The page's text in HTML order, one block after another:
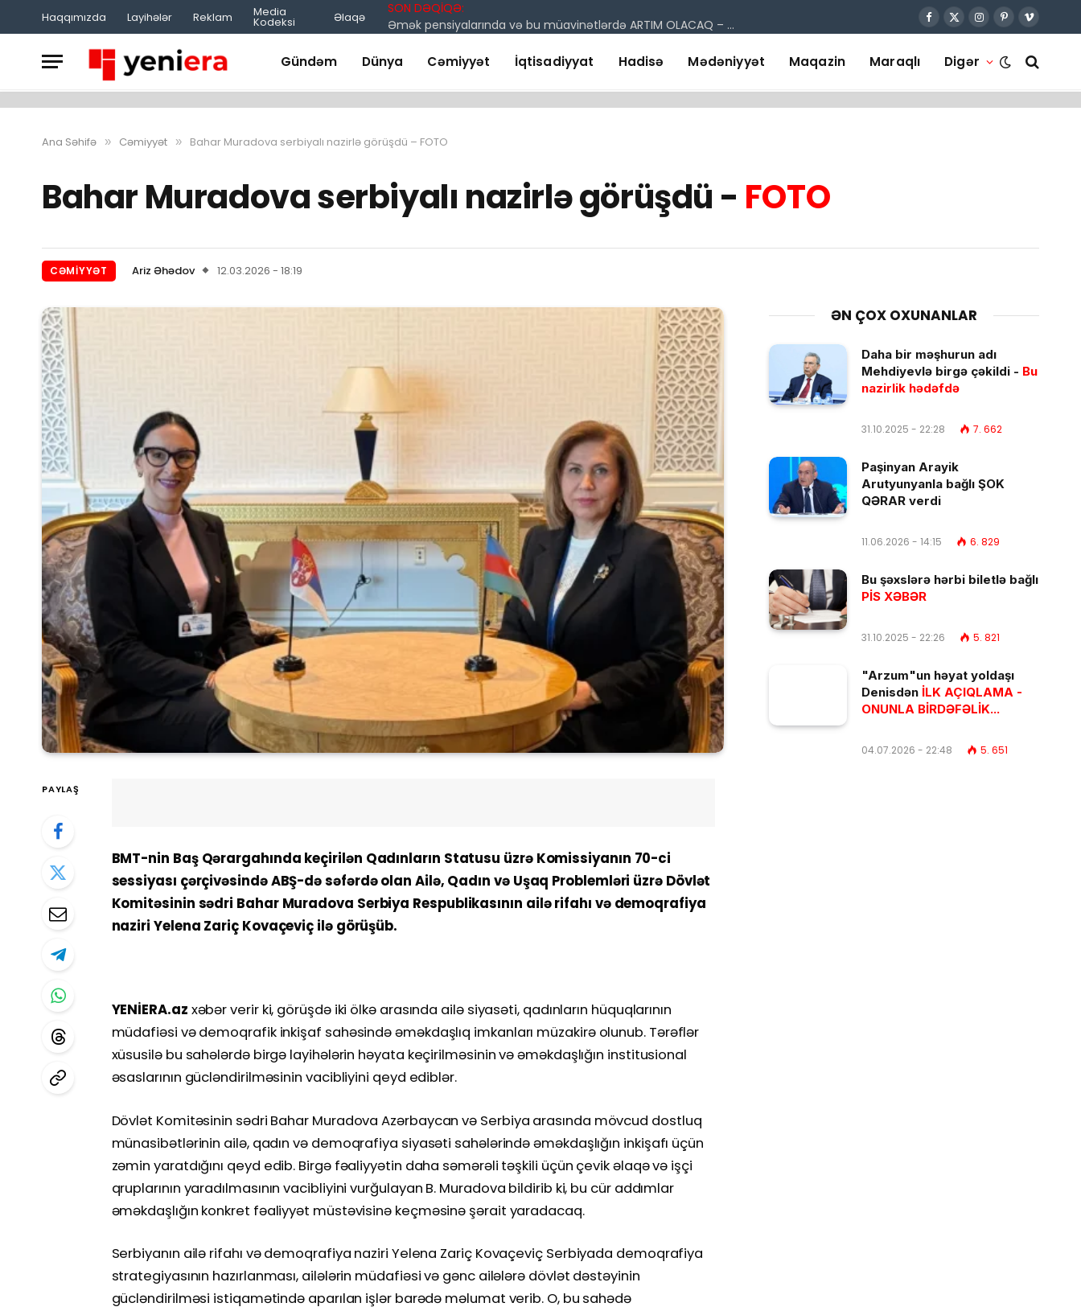
Haqqımızda Layihələr Reklam Media Kodeksi Əlaqə SON DƏQİQƏ: Facebook
X
Instagram
Pinterest
Vimeo
Gündəm Dünya Cəmiyyət İqtisadiyyat Hadisə Mədəniyyət Maqazin Maraqlı Digər
Ana Səhifə » Cəmiyyət » Bahar Muradova serbiyalı nazirlə görüşdü – FOTO
Bahar Muradova serbiyalı nazirlə görüşdü - FOTO
CƏMIYYƏT Ariz Əhədov 12.03.2026 - 18:19
PAYLAŞ
BMT-nin Baş Qərargahında keçirilən Qadınların Statusu üzrə Komissiyanın 70-ci
sessiyası çərçivəsində ABŞ-də səfərdə olan Ailə, Qadın və Uşaq Problemləri üzrə Dövlət
Komitəsinin sədri Bahar Muradova Serbiya Respublikasının ailə rifahı və demoqrafiya
naziri Yelena Zariç Kovaçeviç ilə görüşüb.
YENİERA.az xəbər verir ki, görüşdə iki ölkə arasında ailə siyasəti, qadınların hüquqlarının
müdafiəsi və demoqrafik inkişaf sahəsində əməkdaşlıq imkanları müzakirə olunub. Tərəflər
xüsusilə bu sahələrdə birgə layihələrin həyata keçirilməsinin və əməkdaşlığın institusional
əsaslarının gücləndirilməsinin vacibliyini qeyd ediblər.
Dövlət Komitəsinin sədri Bahar Muradova Azərbaycan və Serbiya arasında mövcud dostluq
münasibətlərinin ailə, qadın və demoqrafiya siyasəti sahələrində əməkdaşlığın inkişafı üçün
zəmin yaratdığını qeyd edib. Birgə fəaliyyətin daha səmərəli təşkili üçün çevik əlaqə və işçi
qruplarının yaradılmasının vacibliyini vurğulayan B. Muradova bildirib ki, bu cür addımlar
əməkdaşlığın konkret fəaliyyət müstəvisinə keçməsinə şərait yaradacaq.
Serbiyanın ailə rifahı və demoqrafiya naziri Yelena Zariç Kovaçeviç Serbiyada demoqrafiya
strategiyasının hazırlanması, ailələrin müdafiəsi və gənc ailələrə dövlət dəstəyinin
gücləndirilməsi istiqamətində aparılan işlər barədə məlumat verib. O, bu sahədə
ƏN ÇOX OXUNANLAR
Daha bir məşhurun adı
Mehdiyevlə birgə çəkildi - Bu
nazirlik hədəfdə
31.10.2025 - 22:28 7. 662
Paşinyan Arayik
Arutyunyanla bağlı ŞOK
QƏRAR verdi
11.06.2026 - 14:15 6. 829
Bu şəxslərə hərbi biletlə bağlı
PİS XƏBƏR
31.10.2025 - 22:26 5. 821
"Arzum"un həyat yoldaşı
Denisdən İLK AÇIQLAMA -
ONUNLA BİRDƏFƏLİK...
04.07.2026 - 22:48 5. 651